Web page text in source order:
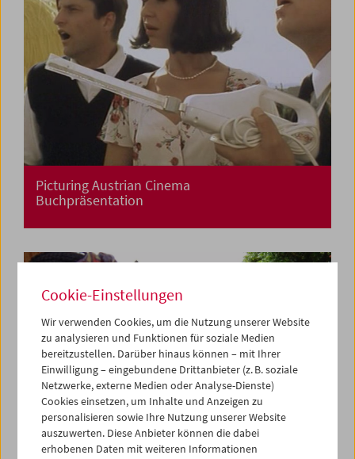
Picturing Austrian Cinema
Buchpräsentation
Cookie-Einstellungen
Wir verwenden Cookies, um die Nutzung unserer Website
zu analysieren und Funktionen für soziale Medien
bereitzustellen. Darüber hinaus können – mit Ihrer
Einwilligung – eingebundene Drittanbieter (z. B. soziale
Netzwerke, externe Medien oder Analyse-Dienste)
Cookies einsetzen, um Inhalte und Anzeigen zu
personalisieren sowie Ihre Nutzung unserer Website
auszuwerten. Diese Anbieter können die dabei
erhobenen Daten mit weiteren Informationen